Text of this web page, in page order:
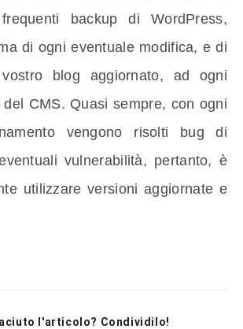
backup di WordPress,
di ogni eventuale modifica, e di
blog aggiornato, ad ogni
CMS. Quasi sempre, con ogni
vengono risolti bug di
vulnerabilità, pertanto, è
utilizzare versioni aggiornate e
l'articolo? Condividilo!